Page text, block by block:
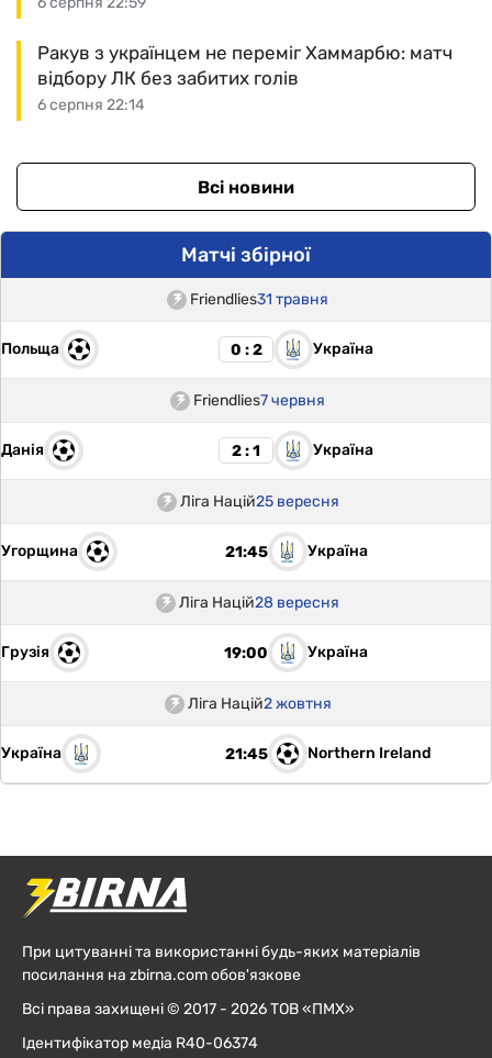
6 серпня 22:14
Ракув з українцем не переміг Хаммарбю: матч
відбору ЛК без забитих голів
Всі новини
Матчі збірної
Friendlies31 травня
Польща 0 : 2 Україна
Friendlies7 червня
Данія 2 : 1 Україна
Ліга Націй25 вересня
Угорщина 21:45 Україна
Ліга Націй28 вересня
Грузія 19:00 Україна
Ліга Націй2 жовтня
Україна 21:45 Northern Ireland
При цитуванні та використанні будь-яких матеріалів
посилання на zbirna.com обов'язкове
Всі права захищені © 2017 - 2026 ТОВ «ПМХ»
Ідентифікатор медіа R40-06374